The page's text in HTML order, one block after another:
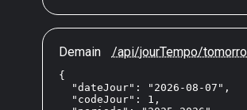
Demain /api/jourTempo/
{
  "dateJour": "2026-08-07",
  "codeJour": 1,